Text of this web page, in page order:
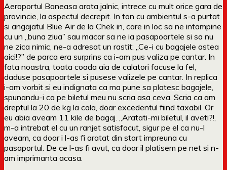
Aeroportul Baneasa arata jalnic, intrece cu mult orice gara de
provincie, la aspectul decrepit. In ton cu ambientul s-a purtat
si angajatul Blue Air de la Chek in, care in loc sa ne intampine
cu un „buna ziua” sau macar sa ne ia pasapoartele si sa nu
ne zica nimic, ne-a adresat un rastit: „Ce-i cu bagajele astea
aici!?” de parca era surprins ca i-am pus valiza pe cantar. In
fata noastra, toata coada aia de calatori facuse la fel,
daduse pasapoartele si pusese valizele pe cantar. In replica
i-am vorbit si eu indignata ca ma pune sa platesc bagajele,
spunandu-i ca pe biletul meu nu scria asa ceva. Scria ca am
dreptul la 20 de kg la cala, doar excedentul fiind taxabil. Or
eu abia aveam 11 kile de bagaj. „Aratati-mi biletul, il aveti?!,
m-a intrebat el cu un ranjet satisfacut, sigur pe el ca nu-l
aveam, ca doar i l-as fi aratat din start impreuna cu
pasaportul. De ce l-as fi avut, ca doar il platisem pe net si n-
am imprimanta acasa.